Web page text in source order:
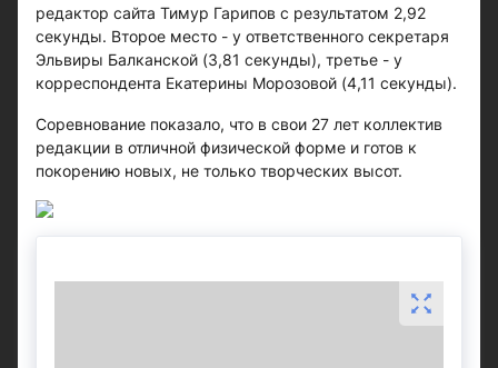
редактор сайта Тимур Гарипов с результатом 2,92
секунды. Второе место - у ответственного секретаря
Эльвиры Балканской (3,81 секунды), третье - у
корреспондента Екатерины Морозовой (4,11 секунды).
Соревнование показало, что в свои 27 лет коллектив
редакции в отличной физической форме и готов к
покорению новых, не только творческих высот.